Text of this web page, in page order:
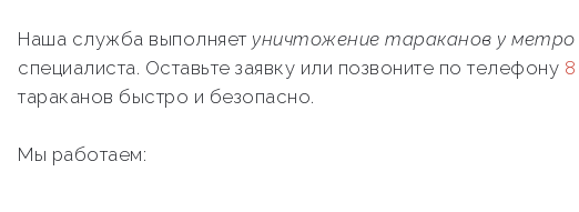
Наша служба выполняет уничтожение тараканов у метро
специалиста. Оставьте заявку или позвоните по телефону
тараканов быстро и безопасно.
Мы работаем: